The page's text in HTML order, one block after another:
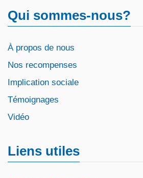
Qui sommes-nous?
À propos de nous
Nos recompenses
Implication sociale
Témoignages
Vidéo
Liens utiles